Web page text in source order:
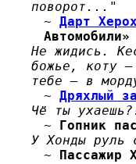
поворот..."
~ Дарт
Автомобили»
Не жидись.
божье, коту
тебе — в
~ Дряхлый
Чё ты
~ Гопник
У Хонды руль
~ Пассажир